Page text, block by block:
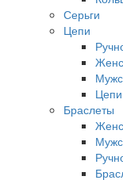
Серьги
Цепи
Браслеты